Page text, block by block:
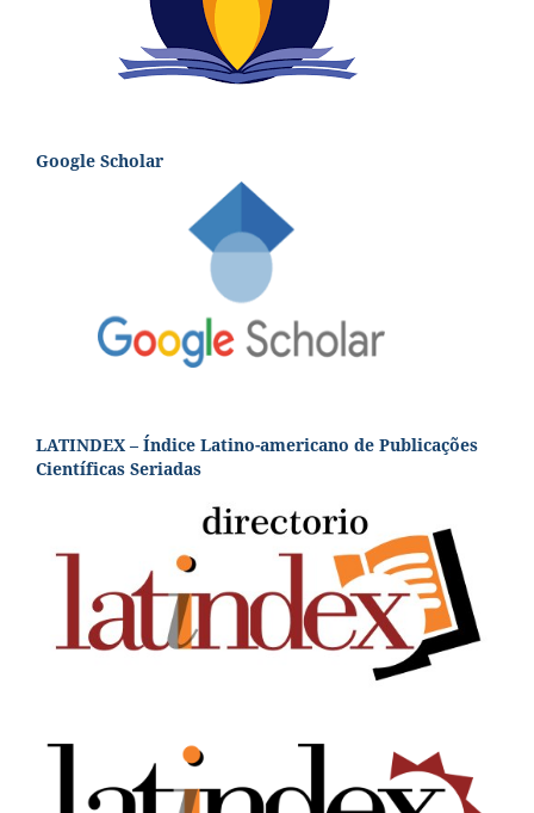
Google Scholar
LATINDEX – Índice Latino-americano de Publicações
Científicas Seriadas